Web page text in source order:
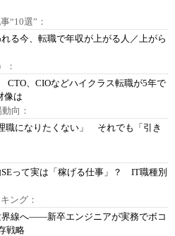
“10選”：
る今、転職で年収が上がる人／上がら
：
CTO、CIOなどハイクラス転職が5年で
像は
向：
職になりたくない」 それでも「引き
って実は「稼げる仕事」？ IT職種別
ング：
線へ――新卒エンジニアが実務でボコ
戦略